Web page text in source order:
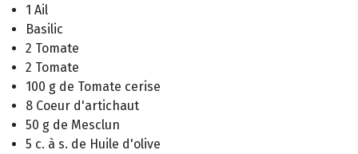
1 Ail
Basilic
2 Tomate
2 Tomate
100 g de Tomate cerise
8 Coeur d'artichaut
50 g de Mesclun
5 c. à s. de Huile d'olive